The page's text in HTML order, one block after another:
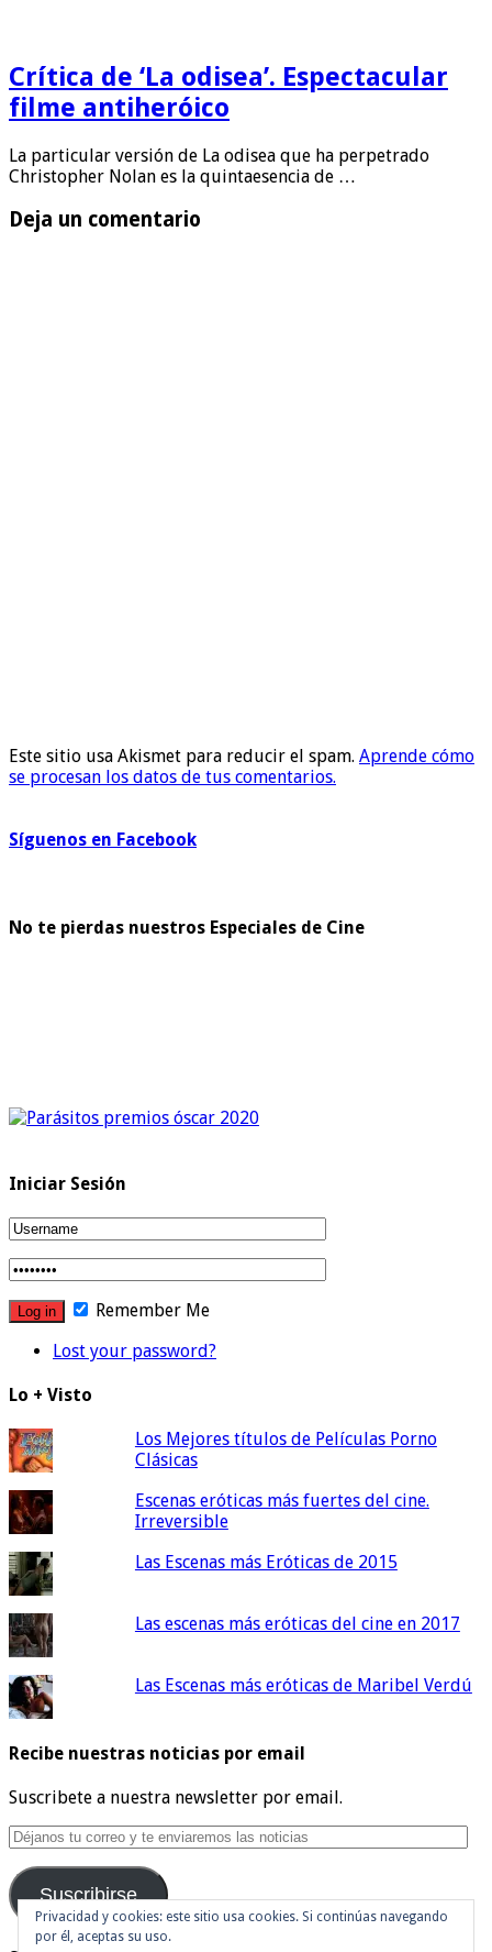
Crítica de ‘La odisea’. Espectacular
filme antiheróico
La particular versión de La odisea que ha perpetrado
Christopher Nolan es la quintaesencia de …
Deja un comentario
Este sitio usa Akismet para reducir el spam. Aprende cómo
se procesan los datos de tus comentarios.
Síguenos en Facebook
No te pierdas nuestros Especiales de Cine
Iniciar Sesión
Remember Me
Lost your password?
Lo + Visto
Los Mejores títulos de Películas Porno
Clásicas
Escenas eróticas más fuertes del cine.
Irreversible
Las Escenas más Eróticas de 2015
Las escenas más eróticas del cine en 2017
Las Escenas más eróticas de Maribel Verdú
Recibe nuestras noticias por email
Suscribete a nuestra newsletter por email.
Déjanos
tu
correo
y
te
enviaremos
Suscribirse
Privacidad y cookies: este sitio usa cookies. Si continúas navegando
por él, aceptas su uso.